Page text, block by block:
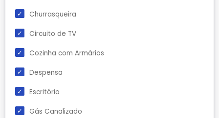
Churrasqueira
Circuito de TV
Cozinha com Armários
Despensa
Escritório
Gás Canalizado